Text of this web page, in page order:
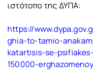
ιστότοπο της ΔΥΠΑ:
https://
ghia-to-tamio-
katartisis-se-
150000-